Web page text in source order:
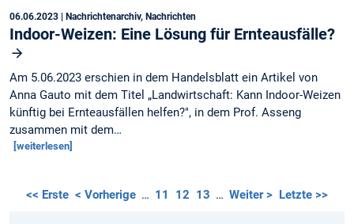
06.06.2023 | Nachrichtenarchiv, Nachrichten
Indoor-Weizen: Eine Lösung für Ernteausfälle?
Am 5.06.2023 erschien in dem Handelsblatt ein Artikel von
Anna Gauto mit dem Titel „Landwirtschaft: Kann Indoor-Weizen
künftig bei Ernteausfällen helfen?", in dem Prof. Asseng
zusammen mit dem…
[weiterlesen]
<< Erste < Vorherige … 11 12 13 … Weiter > Letzte >>